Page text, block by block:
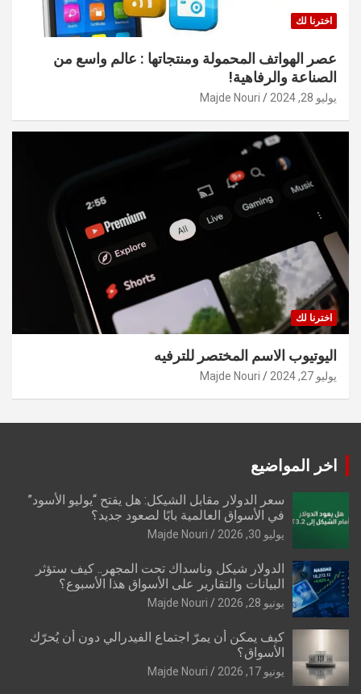
اخترنا لك
عصر الهواتف المحمولة ومنتجاتها : عالم واسع من
الصناعة والرفاهية!
يوليو 28, 2024 Majde Nouri
اخترنا لك
اليوتيوب الاسم المختصر للترفيه
يوليو 27, 2024 Majde Nouri
اخر المواضيع
سعر الدولار مقابل الشيكل: هل يفتح “يوليو الأسود”
في الأسواق العالمية بابًا لصعود جديد؟
يوليو 30, 2026 Majde Nouri
الدولار شيكل وناسداك تحت المجهر.. كيف ستؤثر
البيانات والتقارير على الأسواق هذا الأسبوع؟
يونيو 28, 2026 Majde Nouri
كيف يمكن أن يمرّ اجتماع الفيدرالي دون أن يُحرّك
الأسواق؟
يونيو 17, 2026 Majde Nouri